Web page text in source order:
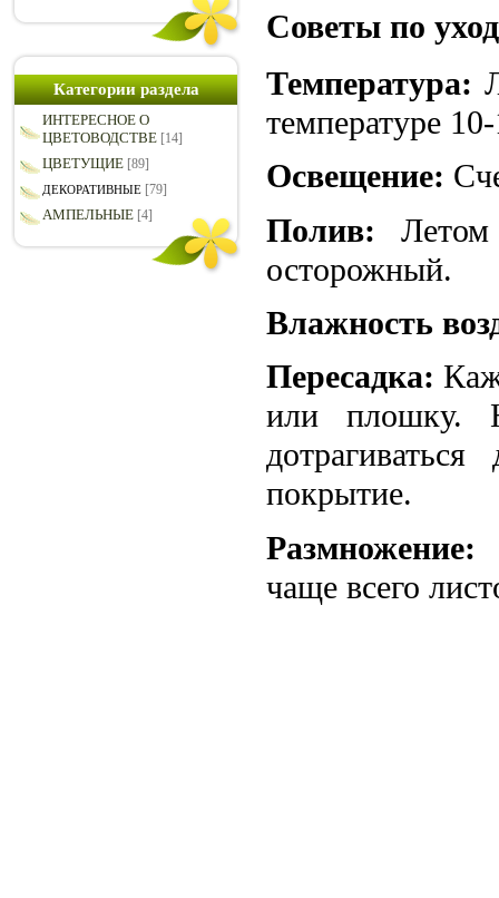
Категории раздела
ИНТЕРЕСНОЕ О
ЦВЕТОВОДСТВЕ [14]
ЦВЕТУЩИЕ [89]
ДЕКОРАТИВНЫЕ [79]
АМПЕЛЬНЫЕ [4]
Советы по
Температура:
тeмпературе
Освещение:
Полив:
осторожный.
Влажность
Пересадка:
или плошку.
покрытие.
Размножение:
чаще всего